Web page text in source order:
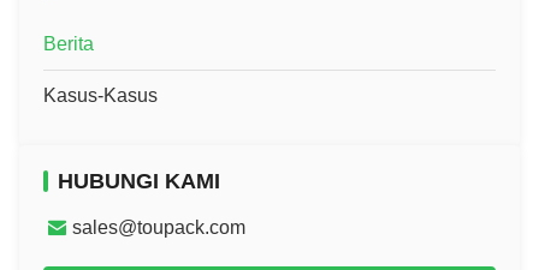
Berita
Kasus-Kasus
HUBUNGI KAMI
sales@toupack.com